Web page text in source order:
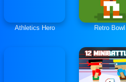
Athletics Hero Retro Bowl